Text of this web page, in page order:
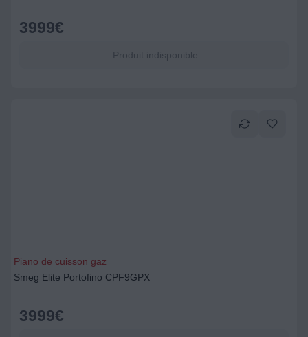
3999€
Produit indisponible
Piano de cuisson gaz
Smeg Elite Portofino CPF9GPX
3999€